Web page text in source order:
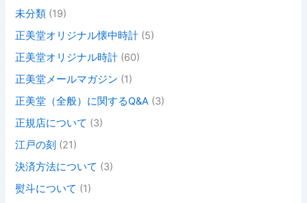
未分類 (19)
正美堂オリジナル懐中時計 (5)
正美堂オリジナル時計 (60)
正美堂メールマガジン (1)
正美堂（全般）に関するQ&A (3)
正規店について (3)
江戸の刻 (21)
決済方法について (3)
熨斗について (1)